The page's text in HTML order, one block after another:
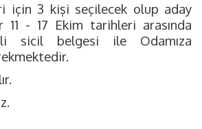
için 3 kişi seçilecek olup aday
11 - 17 Ekim tarihleri arasında
sicil belgesi ile Odamıza